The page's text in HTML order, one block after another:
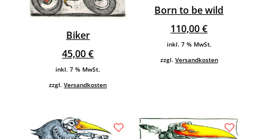
Biker
45,00€
inkl. 7 % MwSt.
zzgl.Versandkosten
Born to be wild
110,00€
inkl. 7 % MwSt.
zzgl. Versandkosten